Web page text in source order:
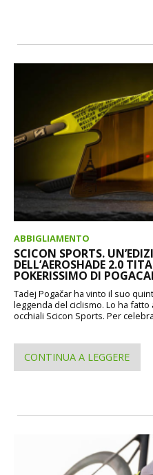
ABBIGLIAMENTO
SCICON SPORTS.
DELL’AEROSHADE 2.0
POKERISSIMO DI
Tadej Pogačar ha vinto il suo
leggenda del ciclismo. Lo ha
occhiali Scicon Sports. Per
CONTINUA A LEGGERE